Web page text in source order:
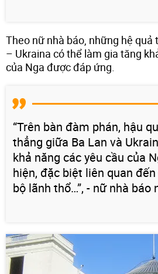
Theo nữ nhà báo, những hệ quả
– Ukraina có thể làm gia tăng
của Nga được đáp ứng.
“Trên bàn đàm phán, hậu
thẳng giữa Ba Lan và
khả năng các yêu cầu của
hiện, đặc biệt liên quan
bộ lãnh thổ…”, - nữ nhà báo